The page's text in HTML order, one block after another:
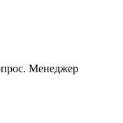
Менеджер